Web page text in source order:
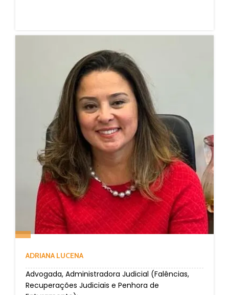
ADRIANA LUCENA
Advogada, Administradora Judicial (Falências,
Recuperações Judiciais e Penhora de